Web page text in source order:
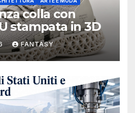
colla con
stampata in 3D
FANTASY